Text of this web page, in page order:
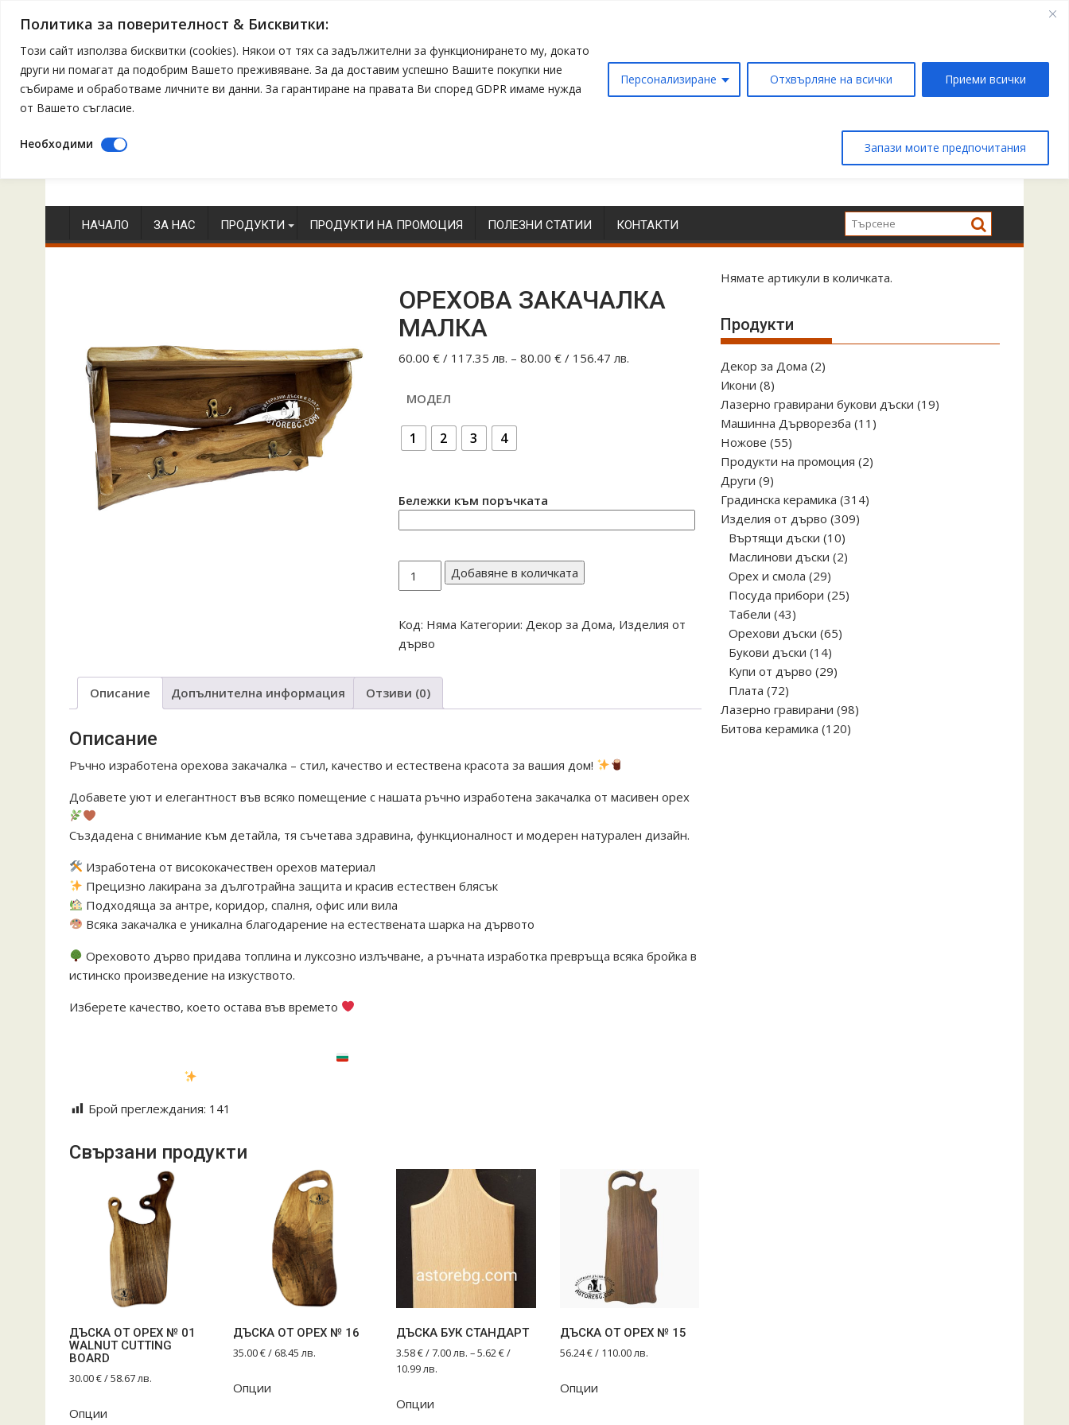
Политика за поверителност & Бисквитки:
Този сайт използва бисквитки (cookies). Някои от тях са задължителни за функционирането му, докато
други ни помагат да подобрим Вашето преживяване. За да доставим успешно Вашите покупки ние
събираме и обработваме личните ви данни. За гарантиране на правата Ви според GDPR имаме нужда
от Вашето съгласие.
Персонализиране Отхвърляне на всички Приеми всички
Необходими Запази моите предпочитания
to
contentНАЧАЛО ЗА НАС ПРОДУКТИ ПРОДУКТИ НА ПРОМОЦИЯ ПОЛЕЗНИ СТАТИИ КОНТАКТИ
ОРЕХОВА ЗАКАЧАЛКА
МАЛКА
60.00 €/ 117.35 лв. – 80.00 €/ 156.47 лв.
МОДЕЛ
1 2 3 4
Бележки към поръчката
количество
за
ЗАКАЧАЛКА
МАЛКА
Добавяне в количката
Код: Няма Категории: Декор за Дома, Изделия от
дърво
Описание Допълнителна информация Отзиви (0)
Описание
Ръчно изработена орехова закачалка – стил, качество и естествена красота за вашия дом!
Добавете уют и елегантност във всяко помещение с нашата ръчно изработена закачалка от масивен орех
Създадена с внимание към детайла, тя съчетава здравина, функционалност и модерен натурален дизайн.
Изработена от висококачествен орехов материал
Прецизно лакирана за дълготрайна защита и красив естествен блясък
Подходяща за антре, коридор, спалня, офис или вила
Всяка закачалка е уникална благодарение на естествената шарка на дървото
Ореховото дърво придава топлина и луксозно излъчване, а ръчната изработка превръща всяка бройка в
истинско произведение на изкуството.
Изберете качество, което остава във времето
Брой преглеждания: 141
Свързани продукти
ДЪСКА ОТ ОРЕХ № 01
WALNUT CUTTING
BOARD
30.00€/ 58.67 лв.
Опции
ДЪСКА ОТ ОРЕХ № 16
35.00€/ 68.45 лв.
Опции
ДЪСКА БУК СТАНДАРТ
3.58€/ 7.00 лв.–5.62€/
10.99 лв.
Опции
ДЪСКА ОТ ОРЕХ № 15
56.24€/ 110.00 лв.
Опции
Нямате артикули в количката.
Продукти
Декор за Дома 22
Икони 88
продукта
Лазерно гравирани букови дъски 1919
Машинна Дърворезба 11 11
Ножове 5555
продукта
Продукти на промоция 22
Други 99
продукта
Градинска керамика 314314
Изделия от дърво 309309
Въртящи дъски 1010
продукта
Маслинови дъски 22
Орех и смола 2929
продукта
Посуда прибори 2525
Табели 4343
продукта
Орехови дъски 6565
Букови дъски 1414
продукта
Купи от дърво 2929
Плата 7272
продукта
Лазерно гравирани 9898
Битова керамика 120120